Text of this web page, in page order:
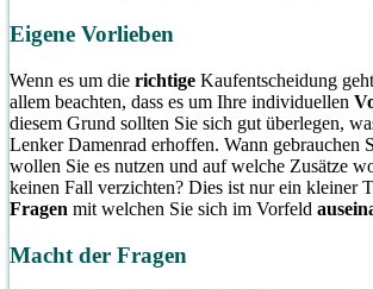
Eigene Vorlieben
Wenn es um die richtige Kaufentscheidung
allem beachten, dass es um Ihre individuellen
diesem Grund sollten Sie sich gut überlegen,
Lenker Damenrad erhoffen. Wann gebrauchen
wollen Sie es nutzen und auf welche Zusätze
keinen Fall verzichten? Dies ist nur ein kleiner
Fragen mit welchen Sie sich im Vorfeld
Macht der Fragen